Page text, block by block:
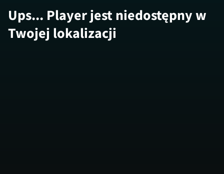
Ups... Player jest niedostępny w
Twojej lokalizacji